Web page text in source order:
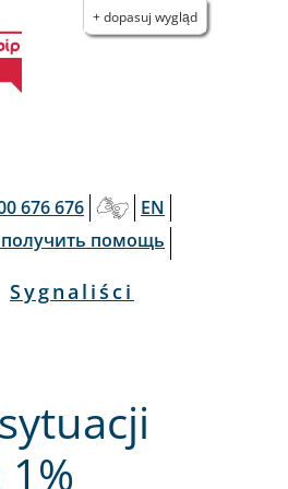
+ dopasuj wygląd
676 676
EN
получить помощь
Sygnaliści